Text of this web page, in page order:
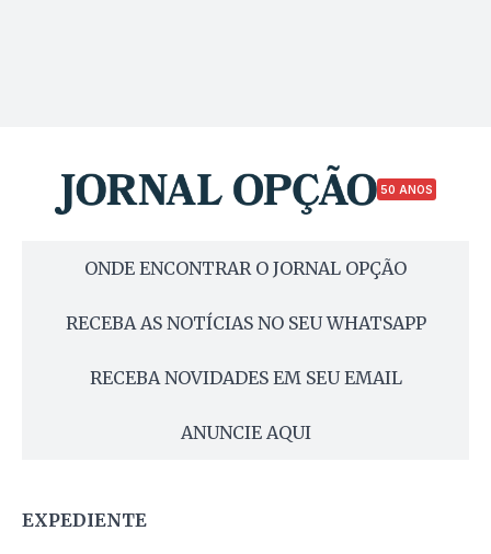
50 ANOS
ONDE ENCONTRAR O JORNAL OPÇÃO
RECEBA AS NOTÍCIAS NO SEU WHATSAPP
RECEBA NOVIDADES EM SEU EMAIL
ANUNCIE AQUI
EXPEDIENTE